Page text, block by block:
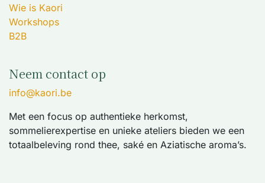
Wie is Kaori
Workshops
B2B
Neem contact op
info@kaori.be
Met een focus op authentieke herkomst,
sommelierexpertise en unieke ateliers bieden we een
totaalbeleving rond thee, saké en Aziatische aroma’s.